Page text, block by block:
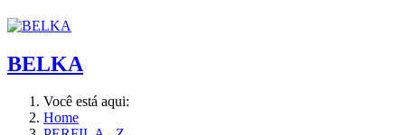
BELKA
Você está aqui:
Home